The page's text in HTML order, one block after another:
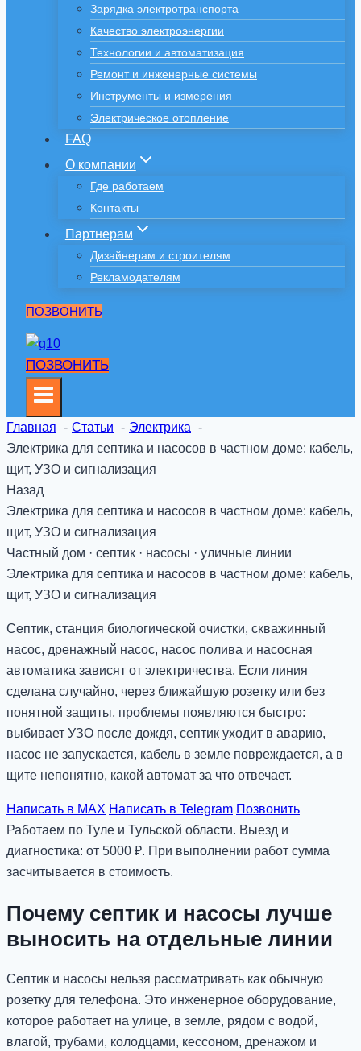
Зарядка электротранспорта
Качество электроэнергии
Технологии и автоматизация
Ремонт и инженерные системы
Инструменты и измерения
Электрическое отопление
FAQ
О компании
Где работаем
Контакты
Партнерам
Дизайнерам и строителям
Рекламодателям
ПОЗВОНИТЬ
ПОЗВОНИТЬ
Главная Статьи
Электрика
Электрика для септика и насосов в частном доме: кабель,
щит, УЗО и сигнализация
Назад
Электрика для септика и насосов в частном доме: кабель,
щит, УЗО и сигнализация
Частный дом · септик · насосы · уличные линии
Электрика для септика и насосов в частном доме: кабель,
щит, УЗО и сигнализация
Септик, станция биологической очистки, скважинный
насос, дренажный насос, насос полива и насосная
автоматика зависят от электричества. Если линия
сделана случайно, через ближайшую розетку или без
понятной защиты, проблемы появляются быстро:
выбивает УЗО после дождя, септик уходит в аварию,
насос не запускается, кабель в земле повреждается, а в
щите непонятно, какой автомат за что отвечает.
Написать в MAX Написать в Telegram Позвонить
Работаем по Туле и Тульской области. Выезд и
диагностика: от 5000 ₽. При выполнении работ сумма
засчитывается в стоимость.
Почему септик и насосы лучше
выносить на отдельные линии
Септик и насосы нельзя рассматривать как обычную
розетку для телефона. Это инженерное оборудование,
которое работает на улице, в земле, рядом с водой,
влагой, трубами, колодцами, кессоном, дренажом и